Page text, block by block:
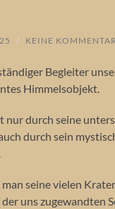
/ KEINE
Begleiter
Himmelsobjekt.
nur durch seine
durch sein
seine vielen
uns zugewandten